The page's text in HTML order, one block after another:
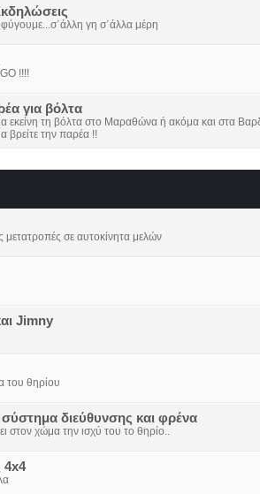
γη σ΄άλλα μέρη
!!!!
για βόλτα
εκείνη τη βόλτα στο Μαραθώνα ή ακόμα και στα
βρείτε την παρέα !!
μετατροπές σε αυτοκίνητα μελών
Jimny
του θηρίου
διεύθυνσης και φρένα
στον χώμα την ισχύ του το θηρίο..
4x4